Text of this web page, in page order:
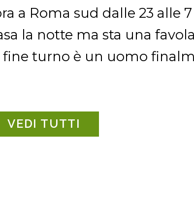
a Roma sud dalle 23 alle
la notte ma sta una
turno è un uomo
VEDI TUTTI